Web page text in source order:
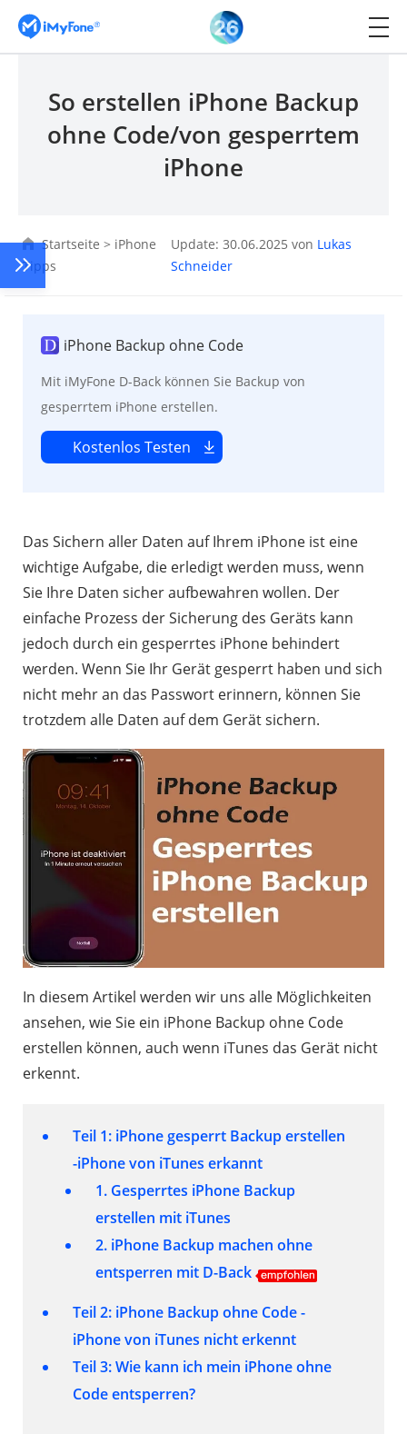
So erstellen iPhone Backup
ohne Code/von gesperrtem
iPhone
Startseite > iPhone
Tipps
Update: 30.06.2025 von Lukas
Schneider
iPhone Backup ohne Code
Mit iMyFone D-Back können Sie Backup von
gesperrtem iPhone erstellen.
Kostenlos Testen
Das Sichern aller Daten auf Ihrem iPhone ist eine
wichtige Aufgabe, die erledigt werden muss, wenn
Sie Ihre Daten sicher aufbewahren wollen. Der
einfache Prozess der Sicherung des Geräts kann
jedoch durch ein gesperrtes iPhone behindert
werden. Wenn Sie Ihr Gerät gesperrt haben und sich
nicht mehr an das Passwort erinnern, können Sie
trotzdem alle Daten auf dem Gerät sichern.
In diesem Artikel werden wir uns alle Möglichkeiten
ansehen, wie Sie ein iPhone Backup ohne Code
erstellen können, auch wenn iTunes das Gerät nicht
erkennt.
Teil 1: iPhone gesperrt Backup erstellen
-iPhone von iTunes erkannt
1. Gesperrtes iPhone Backup
erstellen mit iTunes
2. iPhone Backup machen ohne
entsperren mit D-Back
Teil 2: iPhone Backup ohne Code -
iPhone von iTunes nicht erkennt
Teil 3: Wie kann ich mein iPhone ohne
Code entsperren?